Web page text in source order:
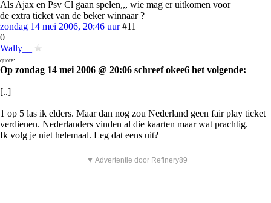
Als Ajax en Psv Cl gaan spelen,,, wie mag er uitkomen voor
de extra ticket van de beker winnaar ?
zondag 14 mei 2006, 20:46 uur #11
0
Wally__
quote:
Op zondag 14 mei 2006 @ 20:06 schreef okee6 het volgende:
[..]
1 op 5 las ik elders. Maar dan nog zou Nederland geen fair play ticket
verdienen. Nederlanders vinden al die kaarten maar wat prachtig.
Ik volg je niet helemaal. Leg dat eens uit?
▼ Advertentie door Refinery89